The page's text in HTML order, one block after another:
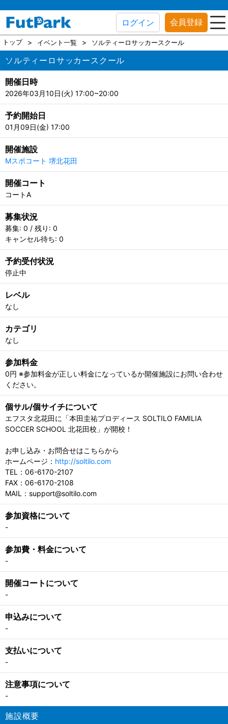
ログイン 会員登録
トップ イベント一覧 ソルティーロサッカースクール
ソルティーロサッカースクール
開催日時
2026年03月10日(火) 17:00~20:00
予約開始日
01月09日(金) 17:00
開催施設
Mスポコート 堺北花田
開催コート
コートA
募集状況
募集: 0 / 残り: 0
キャンセル待ち: 0
予約受付状況
停止中
レベル
なし
カテゴリ
なし
参加料金
0円 ※参加料金が正しい料金になっているか開催施設にお問い合わせ
ください。
個サル/個サイチについて
エフスタ北花田に「本田圭祐プロディース SOLTILO FAMILIA
SOCCER SCHOOL 北花田校」が開校！
お申し込み・お問合せはこちらから
ホームページ： http://soltilo.com
TEL：06-6170-2107
FAX：06-6170-2108
MAIL：support@soltilo.com
参加資格について
-
参加費・料金について
-
開催コートについて
-
申込みについて
-
支払いについて
-
注意事項について
-
施設概要